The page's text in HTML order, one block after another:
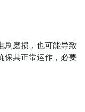
刷磨损，也可能导致
保其正常运作，必要